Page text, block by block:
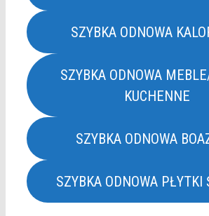
SZYBKA ODNOWA
SZYBKA ODNOWA
KUCHENNE
SZYBKA ODNOWA
SZYBKA ODNOWA PŁYTKI